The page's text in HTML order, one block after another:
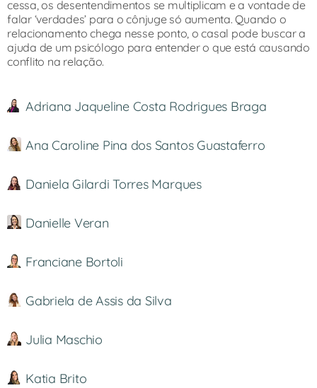
cessa, os desentendimentos se multiplicam e a vontade de
falar ‘verdades’ para o cônjuge só aumenta. Quando o
relacionamento chega nesse ponto, o casal pode buscar a
ajuda de um psicólogo para entender o que está causando
conflito na relação.
Adriana Jaqueline Costa Rodrigues Braga
Ana Caroline Pina dos Santos Guastaferro
Daniela Gilardi Torres Marques
Danielle Veran
Franciane Bortoli
Gabriela de Assis da Silva
Julia Maschio
Katia Brito